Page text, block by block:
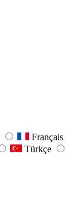
Français
Türkçe